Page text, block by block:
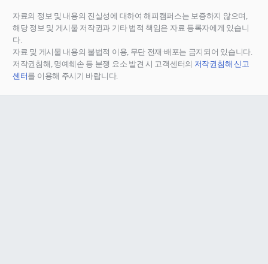
자료의 정보 및 내용의 진실성에 대하여 해피캠퍼스는 보증하지 않으며,
해당 정보 및 게시물 저작권과 기타 법적 책임은 자료 등록자에게 있습니
다.
자료 및 게시물 내용의 불법적 이용, 무단 전재∙배포는 금지되어 있습니다.
저작권침해, 명예훼손 등 분쟁 요소 발견 시 고객센터의 저작권침해 신고
센터를 이용해 주시기 바랍니다.